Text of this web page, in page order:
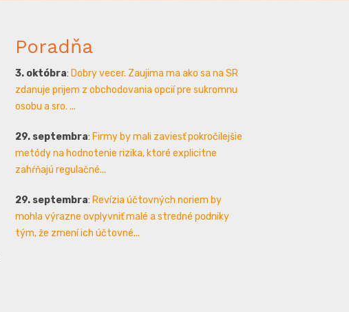
Poradňa
3. októbra: Dobry vecer. Zaujima ma ako sa na SR
zdanuje prijem z obchodovania opcií pre sukromnu
osobu a sro. ...
29. septembra: Firmy by mali zaviesť pokročilejšie
metódy na hodnotenie rizika, ktoré explicitne
zahŕňajú regulačné...
29. septembra: Revízia účtovných noriem by
mohla výrazne ovplyvniť malé a stredné podniky
tým, že zmení ich účtovné...